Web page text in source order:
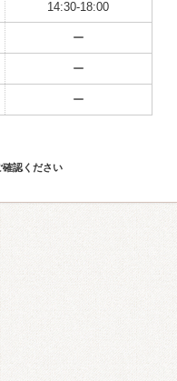
14:30-18:00
ー
ー
ー
認ください